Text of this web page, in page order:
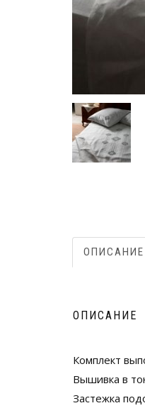
ОПИСАНИЕ
ОПИСАНИЕ
Комплект
Вышивка в
Застежка